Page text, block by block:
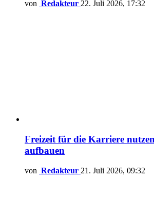
von Redakteur 22. Juli 2026, 17:32
Freizeit für die Karriere
aufbauen
von Redakteur 21. Juli 2026, 09:32